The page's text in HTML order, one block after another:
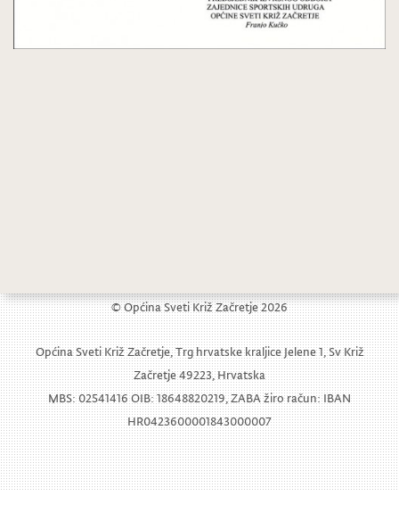
© Općina Sveti Križ Začretje 2026
Općina Sveti Križ Začretje, Trg hrvatske kraljice Jelene 1, Sv Križ
Začretje 49223, Hrvatska
MBS: 02541416 OIB: 18648820219, ZABA žiro račun: IBAN
HR0423600001843000007